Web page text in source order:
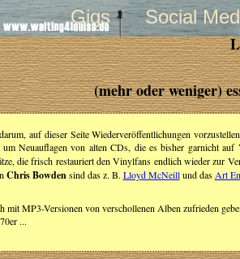
Gigs Social
(mehr oder weniger)
auf dieser Seite Wiederveröffentlichungen
um Neuauflagen von alten CDs, die es bisher garnicht
die frisch restauriert den Vinylfans endlich wieder zur
Chris Bowden sind das z. B. Lloyd McNeillund das Art
mit MP3-Versionen von verschollenen Alben zufrieden
...